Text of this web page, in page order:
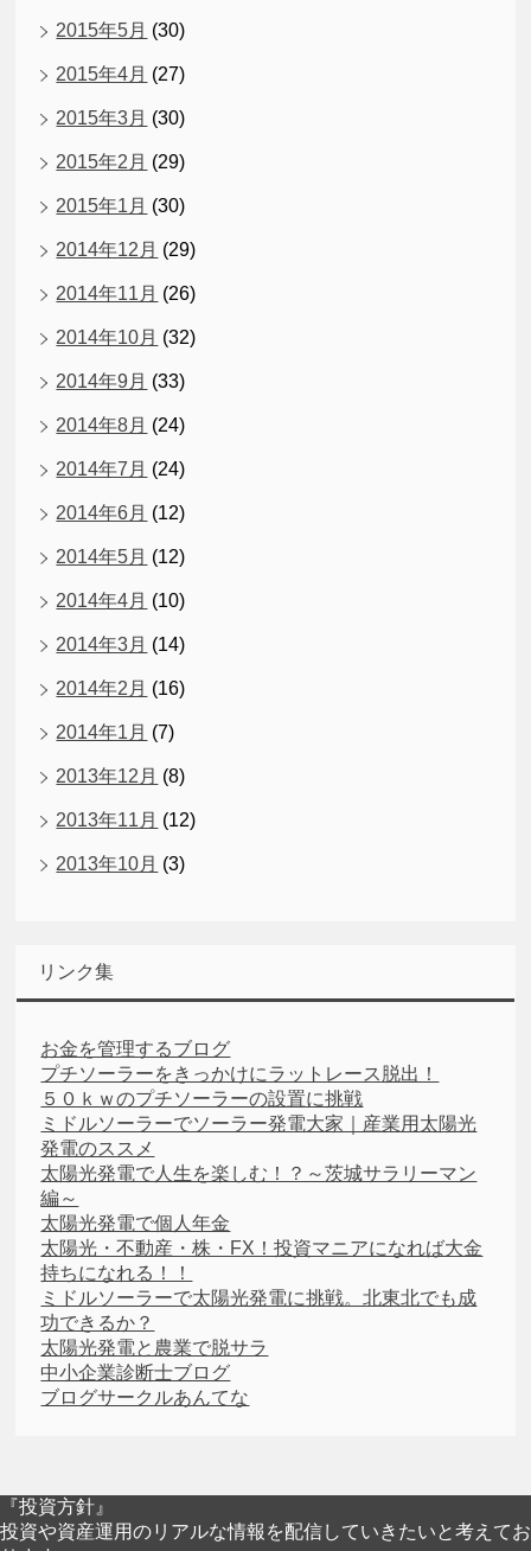
2015年5月 (30)
2015年4月 (27)
2015年3月 (30)
2015年2月 (29)
2015年1月 (30)
2014年12月 (29)
2014年11月 (26)
2014年10月 (32)
2014年9月 (33)
2014年8月 (24)
2014年7月 (24)
2014年6月 (12)
2014年5月 (12)
2014年4月 (10)
2014年3月 (14)
2014年2月 (16)
2014年1月 (7)
2013年12月 (8)
2013年11月 (12)
2013年10月 (3)
リンク集
お金を管理するブログ
プチソーラーをきっかけにラットレース脱出！
５０ｋｗのプチソーラーの設置に挑戦
ミドルソーラーでソーラー発電大家｜産業用太陽光
発電のススメ
太陽光発電で人生を楽しむ！？～茨城サラリーマン
編～
太陽光発電で個人年金
太陽光・不動産・株・FX！投資マニアになれば大金
持ちになれる！！
ミドルソーラーで太陽光発電に挑戦。北東北でも成
功できるか？
太陽光発電と農業で脱サラ
中小企業診断士ブログ
ブログサークルあんてな
『投資方針』
投資や資産運用のリアルな情報を配信していきたいと考えてお